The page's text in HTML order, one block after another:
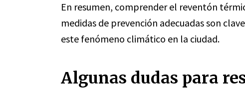
En resumen, comprender el reventón
medidas de prevención adecuadas son
este fenómeno climático en la ciudad.
Algunas dudas para